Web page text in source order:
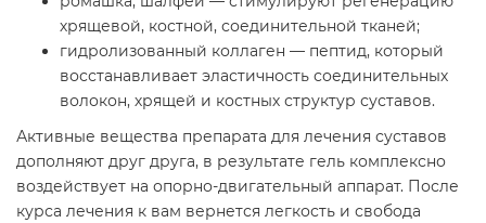
хрящевой, костной, соединительной тканей;
гидролизованный коллаген — пептид, который
восстанавливает эластичность соединительных
волокон, хрящей и костных структур суставов.
Активные вещества препарата для лечения суставов
дополняют друг друга, в результате гель комплексно
воздействует на опорно-двигательный аппарат. После
курса лечения к вам вернется легкость и свобода